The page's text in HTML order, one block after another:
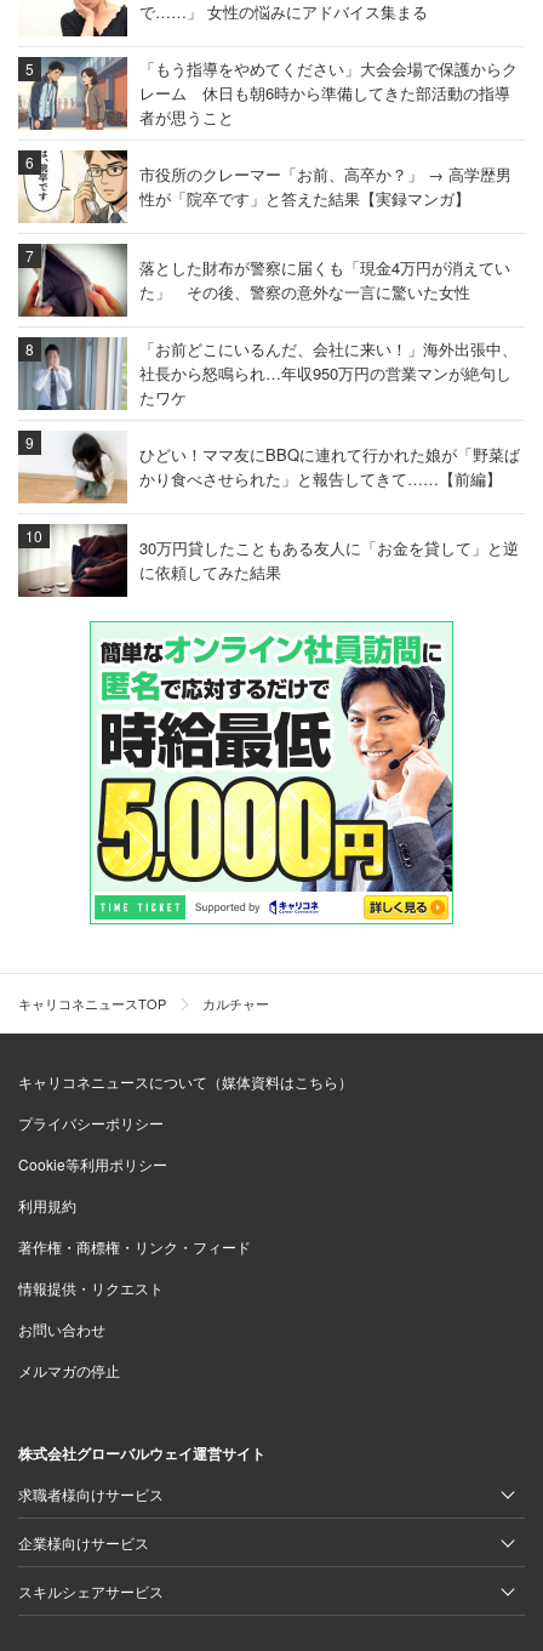
で……」 女性の悩みにアドバイス集まる
「もう指導をやめてください」大会会場で保護からク
レーム 休日も朝6時から準備してきた部活動の指導
者が思うこと
市役所のクレーマー「お前、高卒か？」 → 高学歴男
性が「院卒です」と答えた結果【実録マンガ】
落とした財布が警察に届くも「現金4万円が消えてい
た」 その後、警察の意外な一言に驚いた女性
「お前どこにいるんだ、会社に来い！」海外出張中、
社長から怒鳴られ…年収950万円の営業マンが絶句し
たワケ
ひどい！ママ友にBBQに連れて行かれた娘が「野菜ば
かり食べさせられた」と報告してきて……【前編】
30万円貸したこともある友人に「お金を貸して」と逆
に依頼してみた結果
キャリコネニュースTOP カルチャー
キャリコネニュースについて（媒体資料はこちら）
プライバシーポリシー
Cookie等利用ポリシー
利用規約
著作権・商標権・リンク・フィード
情報提供・リクエスト
お問い合わせ
メルマガの停止
株式会社グローバルウェイ運営サイト
求職者様向けサービス
企業様向けサービス
スキルシェアサービス